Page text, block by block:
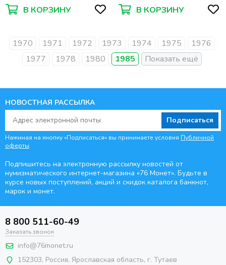
В КОРЗИНУ В КОРЗИНУ
1970 1971 1972 1973 1974 1975
1976
1977
1978 1980 1985
НОВОСТНАЯ РАССЫЛКА
Подписаться
Нажимая на кнопку «Подписаться» вы принимаете условия Публичной
оферты.
Подпишитесь на электронную рассылку новостей от
нумизматического интернет-магазина «76 Монет». Будьте в
курсе новых поступлений, акций и скидок каталога банкнот,
марок и монет.
8 800 511-60-49
Заказать звонок
info@76monet.ru
152303, Россия, Ярославская область, г. Тутаев